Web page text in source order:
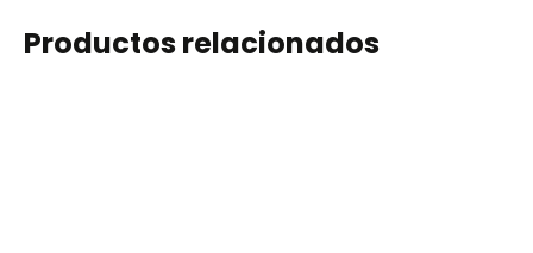
Productos relacionados